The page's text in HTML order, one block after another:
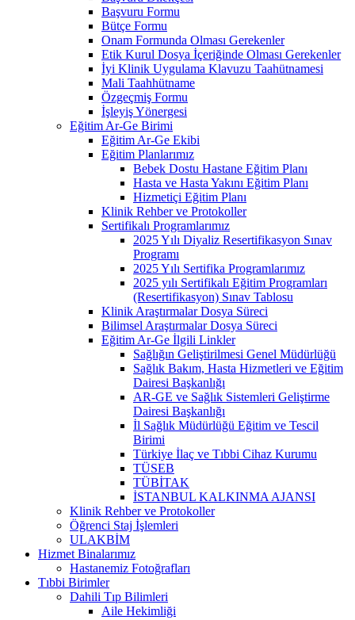
Başvuru Formu
Bütçe Formu
Onam Formunda Olması Gerekenler
Etik Kurul Dosya İçeriğinde Olması Gerekenler
İyi Klinik Uygulama Klavuzu Taahütnamesi
Mali Taahhütname
Özgeçmiş Formu
İşleyiş Yönergesi
Eğitim Ar-Ge Birimi
Eğitim Ar-Ge Ekibi
Eğitim Planlarımız
Bebek Dostu Hastane Eğitim Planı
Hasta ve Hasta Yakını Eğitim Planı
Hizmetiçi Eğitim Planı
Klinik Rehber ve Protokoller
Sertifikalı Programlarımız
2025 Yılı Diyaliz Resertifikasyon Sınav
Programı
2025 Yılı Sertifika Programlarımız
2025 yılı Sertifikalı Eğitim Programları
(Resertifikasyon) Sınav Tablosu
Klinik Araştırmalar Dosya Süreci
Bilimsel Araştırmalar Dosya Süreci
Eğitim Ar-Ge İlgili Linkler
Sağlığın Geliştirilmesi Genel Müdürlüğü
Sağlık Bakım, Hasta Hizmetleri ve Eğitim
Dairesi Başkanlığı
AR-GE ve Sağlık Sistemleri Geliştirme
Dairesi Başkanlığı
İl Sağlık Müdürlüğü Eğitim ve Tescil
Birimi
Türkiye İlaç ve Tıbbi Cihaz Kurumu
TÜSEB
TÜBİTAK
İSTANBUL KALKINMA AJANSI
Klinik Rehber ve Protokoller
Öğrenci Staj İşlemleri
ULAKBİM
Hizmet Binalarımız
Hastanemiz Fotoğrafları
Tıbbi Birimler
Dahili Tıp Bilimleri
Aile Hekimliği